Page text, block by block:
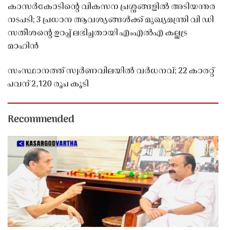
കാസർകോടിൻ്റെ വികസന പ്രശ്നങ്ങളിൽ അടിയന്തര
നടപടി; 3 പ്രധാന ആവശ്യങ്ങൾക്ക് മുഖ്യമന്ത്രി വി ഡി
സതീശൻ്റെ ഉറപ്പ് ലഭിച്ചതായി എംഎൽഎ കല്ലട്ര
മാഹിൻ
സംസ്ഥാനത്ത് സ്വർണവിലയിൽ വർധനവ്; 22 കാരറ്റ്
പവന് 2,120 രൂപ കൂടി
Recommended